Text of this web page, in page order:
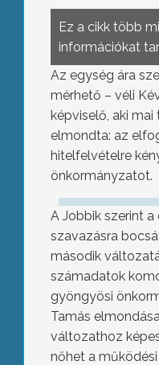
Ez a cikk több
információkat
Az egység ára
mérhető – véli
képviselő, aki
elmondta: az
hitelfelvételre
önkormányzatot.
A Jobbik szerint
szavazásra
második
számadatok
gyöngyösi
Tamás
változathoz
nőhet a